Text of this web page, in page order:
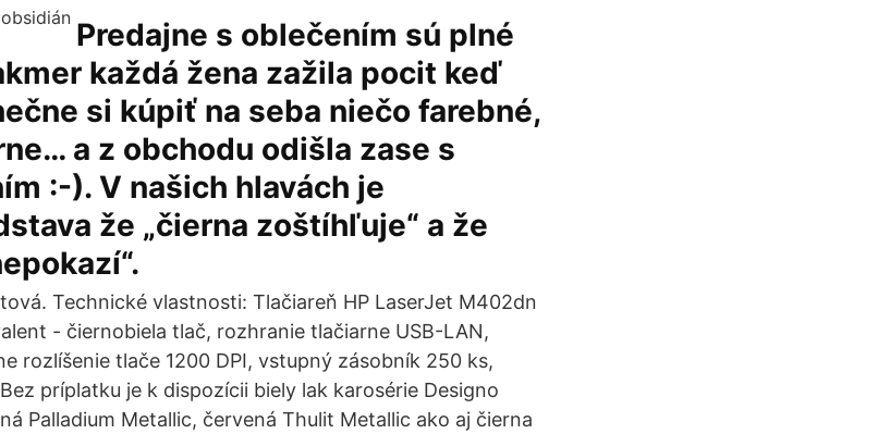
Predajne s oblečením sú plné
každá žena zažila pocit keď
si kúpiť na seba niečo farebné,
a z obchodu odišla zase s
:-). V našich hlavách je
že „čierna zoštíhľuje“ a že
Technické vlastnosti: Tlačiareň HP LaserJet M402dn
- čiernobiela tlač, rozhranie tlačiarne USB-LAN,
rozlíšenie tlače 1200 DPI, vstupný zásobník 250 ks,
príplatku je k dispozícii biely lak karosérie Designo
Palladium Metallic, červená Thulit Metallic ako aj čierna